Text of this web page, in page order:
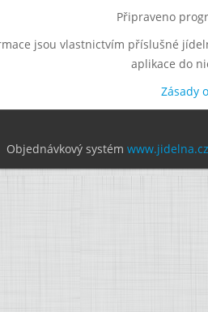
Připraveno
jsou vlastnictvím příslušné
aplikace do
Zásady
Objednávkový systém www.jidelna.cz